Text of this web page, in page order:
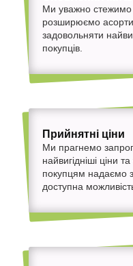
Ми уважно стежимо
розширюємо
задовольняти
покупців.
Прийнятні ціни
Ми прагнемо
найвигідніші ціни
покупцям надаємо
доступна